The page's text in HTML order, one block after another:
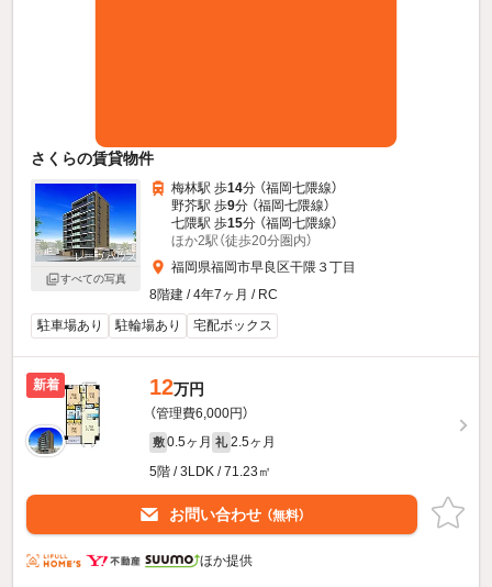
さくらの賃貸物件
すべての写真
梅林駅 歩14分 （福岡七隈線）
野芥駅 歩9分 （福岡七隈線）
七隈駅 歩15分 （福岡七隈線）
ほか2駅（徒歩20分圏内）
福岡県福岡市早良区干隈３丁目
8階建 / 4年7ヶ月 / RC
駐車場あり
駐輪場あり 宅配ボックス
新着 12万円
（管理費6,000円）
敷 0.5ヶ月 礼 2.5ヶ月
5階 / 3LDK / 71.23㎡
お問い合わせ （無料）
ほか提供